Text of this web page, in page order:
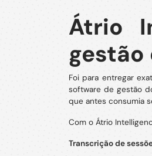
Átrio
gestão
Foi para entregar
software de gestão
que antes consumia
Com o Átrio
Transcrição de